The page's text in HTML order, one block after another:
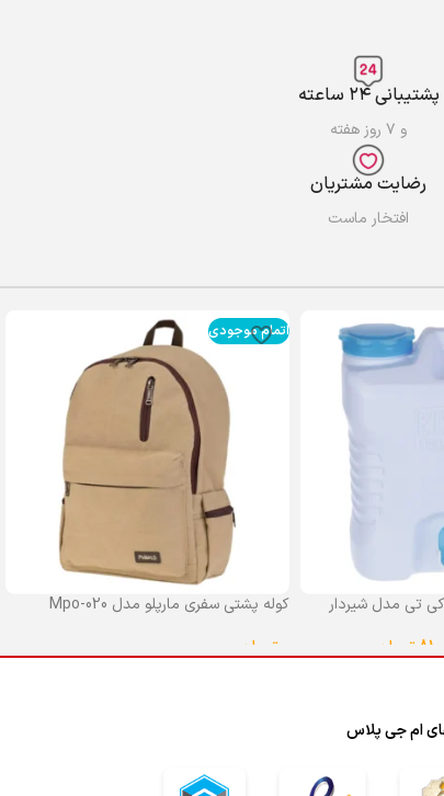
پشتیبانی ۲۴ ساعته
و ۷ روز هفته
رضایت مشتریان
افتخار ماست
تی مدل شیردار
تومان
اتمام موجودی
کوله پشتی سفری مارپلو مدل Mpo-020
تومان
ام جی پلاس